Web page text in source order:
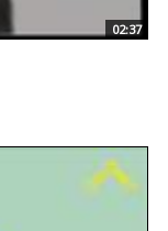
02:37